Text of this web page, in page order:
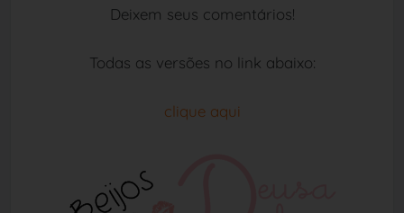
Deixem seus comentários!
Todas as versões no link abaixo:
clique aqui